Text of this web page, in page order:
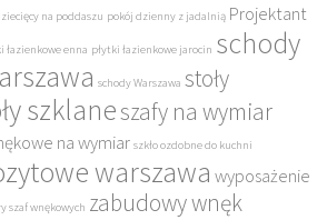
na poddaszu pokój dzienny z jadalnią Projektant
łazienkowe enna płytki łazienkowe jarocin schody
schody Warszawa stoły
szklaneszafy na wymiar
na wymiar szkło ozdobne do kuchni
warszawa wyposażenie
szaf wnękowych zabudowy wnęk